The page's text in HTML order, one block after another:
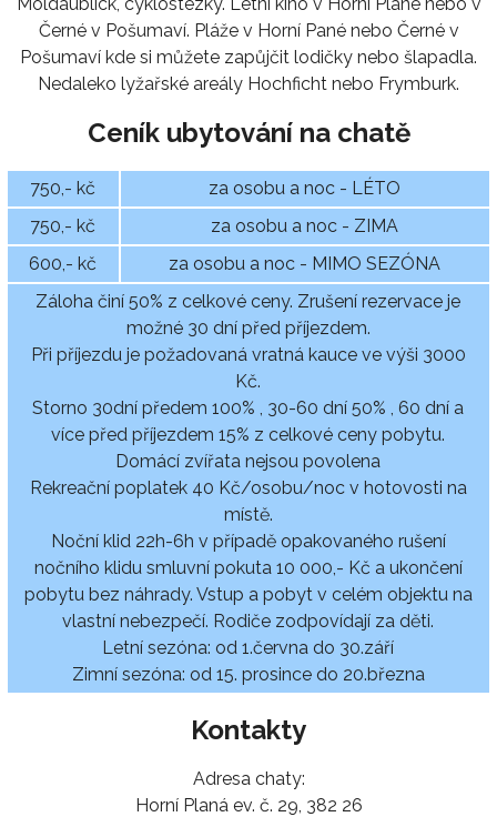
Černé v Pošumaví. Pláže v Horní Pané nebo Černé v
Pošumaví kde si můžete zapůjčit lodičky nebo šlapadla.
Nedaleko lyžařské areály Hochficht nebo Frymburk.
Ceník ubytování na chatě
750,- kč
za osobu a noc - LÉTO
750,- kč
za osobu a noc - ZIMA
600,- kč
za osobu a noc - MIMO SEZÓNA
Záloha činí 50% z celkové ceny. Zrušení rezervace je
možné 30 dní před příjezdem.
Při příjezdu je požadovaná vratná kauce ve výši 3000
Kč.
Storno 30dní předem 100% , 30-60 dní 50% , 60 dní a
více před příjezdem 15% z celkové ceny pobytu.
Domácí zvířata nejsou povolena
Rekreační poplatek 40 Kč/osobu/noc v hotovosti na
místě.
Noční klid 22h-6h v případě opakovaného rušení
nočního klidu smluvní pokuta 10 000,- Kč a ukončení
pobytu bez náhrady. Vstup a pobyt v celém objektu na
vlastní nebezpečí. Rodiče zodpovídají za děti.
Letní sezóna: od 1.června do 30.září
Zimní sezóna: od 15. prosince do 20.března
Kontakty
Adresa chaty:
Horní Planá ev. č. 29, 382 26